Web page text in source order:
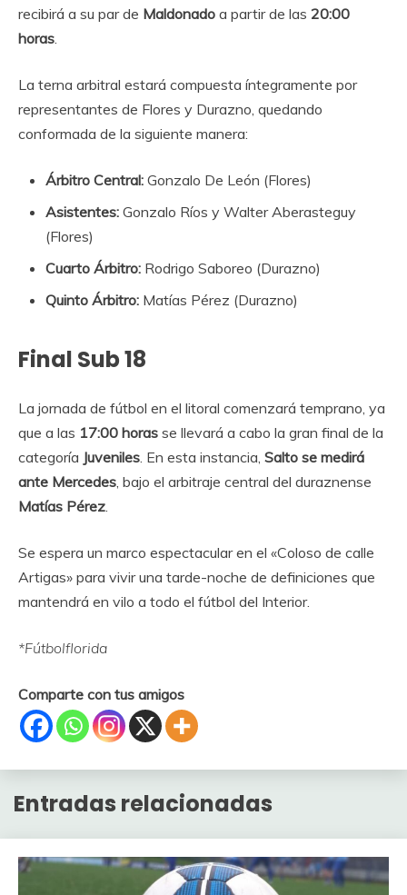
recibirá a su par de Maldonado a partir de las 20:00
horas.
La terna arbitral estará compuesta íntegramente por
representantes de Flores y Durazno, quedando
conformada de la siguiente manera:
Árbitro Central: Gonzalo De León (Flores)
Asistentes: Gonzalo Ríos y Walter Aberasteguy
(Flores)
Cuarto Árbitro: Rodrigo Saboreo (Durazno)
Quinto Árbitro: Matías Pérez (Durazno)
Final Sub 18
La jornada de fútbol en el litoral comenzará temprano, ya
que a las 17:00 horas se llevará a cabo la gran final de la
categoría Juveniles. En esta instancia, Salto se medirá
ante Mercedes, bajo el arbitraje central del duraznense
Matías Pérez.
Se espera un marco espectacular en el «Coloso de calle
Artigas» para vivir una tarde-noche de definiciones que
mantendrá en vilo a todo el fútbol del Interior.
*Fútbolflorida
Comparte con tus amigos
Entradas relacionadas